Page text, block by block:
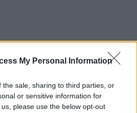
My Personal Information
the sale, sharing to third parties, or
or sensitive information for
please use the below opt-out
της χρήσης φωτογραφιών